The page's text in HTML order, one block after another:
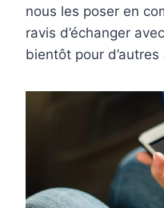
nous les poser en
ravis d’échanger
bientôt pour